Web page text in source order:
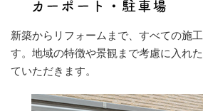
新築からリフォームまで、すべての施
す。地域の特徴や景観まで考慮に入れ
ていただきます。